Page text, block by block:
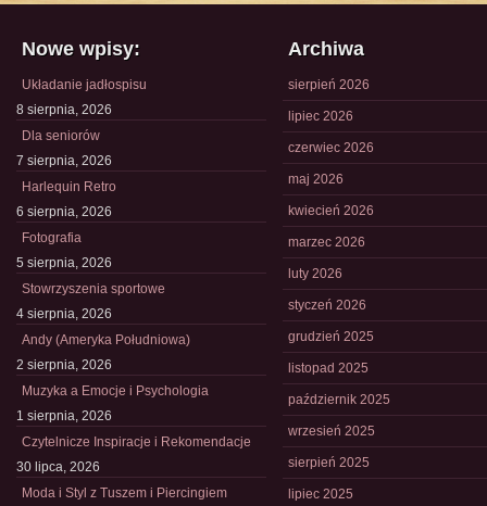
Nowe wpisy:
Układanie jadłospisu
8 sierpnia, 2026
Dla seniorów
7 sierpnia, 2026
Harlequin Retro
6 sierpnia, 2026
Fotografia
5 sierpnia, 2026
Stowrzyszenia sportowe
4 sierpnia, 2026
Andy (Ameryka Południowa)
2 sierpnia, 2026
Muzyka a Emocje i Psychologia
1 sierpnia, 2026
Czytelnicze Inspiracje i Rekomendacje
30 lipca, 2026
Moda i Styl z Tuszem i Piercingiem
Archiwa
sierpień 2026
lipiec 2026
czerwiec 2026
maj 2026
kwiecień 2026
marzec 2026
luty 2026
styczeń 2026
grudzień 2025
listopad 2025
październik 2025
wrzesień 2025
sierpień 2025
lipiec 2025